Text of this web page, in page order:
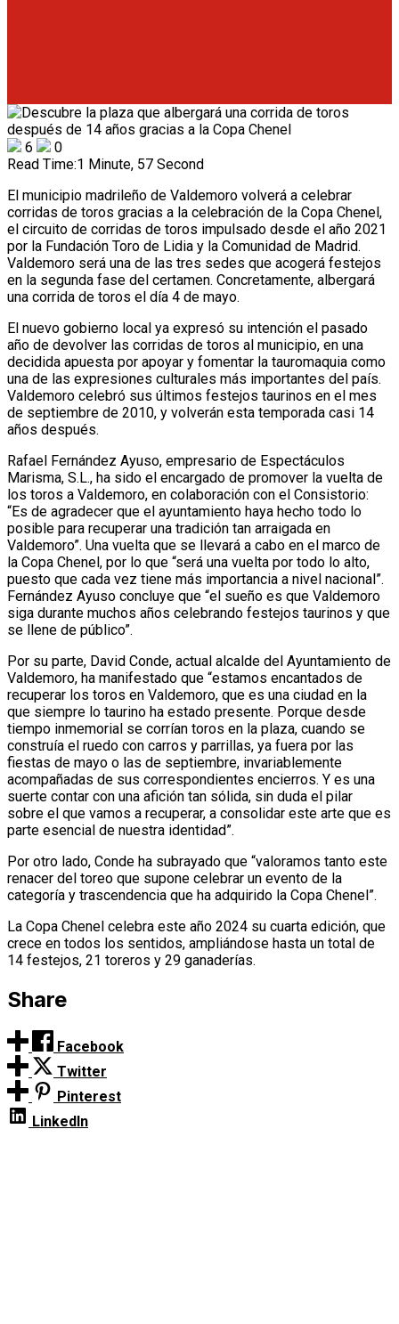
6
0
Read Time:1 Minute, 57 Second
El municipio madrileño de Valdemoro volverá a celebrar
corridas de toros gracias a la celebración de la Copa Chenel,
el circuito de corridas de toros impulsado desde el año 2021
por la Fundación Toro de Lidia y la Comunidad de Madrid.
Valdemoro será una de las tres sedes que acogerá festejos
en la segunda fase del certamen. Concretamente, albergará
una corrida de toros el día 4 de mayo.
El nuevo gobierno local ya expresó su intención el pasado
año de devolver las corridas de toros al municipio, en una
decidida apuesta por apoyar y fomentar la tauromaquia como
una de las expresiones culturales más importantes del país.
Valdemoro celebró sus últimos festejos taurinos en el mes
de septiembre de 2010, y volverán esta temporada casi 14
años después.
Rafael Fernández Ayuso, empresario de Espectáculos
Marisma, S.L., ha sido el encargado de promover la vuelta de
los toros a Valdemoro, en colaboración con el Consistorio:
“Es de agradecer que el ayuntamiento haya hecho todo lo
posible para recuperar una tradición tan arraigada en
Valdemoro”. Una vuelta que se llevará a cabo en el marco de
la Copa Chenel, por lo que “será una vuelta por todo lo alto,
puesto que cada vez tiene más importancia a nivel nacional”.
Fernández Ayuso concluye que “el sueño es que Valdemoro
siga durante muchos años celebrando festejos taurinos y que
se llene de público”.
Por su parte, David Conde, actual alcalde del Ayuntamiento de
Valdemoro, ha manifestado que “estamos encantados de
recuperar los toros en Valdemoro, que es una ciudad en la
que siempre lo taurino ha estado presente. Porque desde
tiempo inmemorial se corrían toros en la plaza, cuando se
construía el ruedo con carros y parrillas, ya fuera por las
fiestas de mayo o las de septiembre, invariablemente
acompañadas de sus correspondientes encierros. Y es una
suerte contar con una afición tan sólida, sin duda el pilar
sobre el que vamos a recuperar, a consolidar este arte que es
parte esencial de nuestra identidad”.
Por otro lado, Conde ha subrayado que “valoramos tanto este
renacer del toreo que supone celebrar un evento de la
categoría y trascendencia que ha adquirido la Copa Chenel”.
La Copa Chenel celebra este año 2024 su cuarta edición, que
crece en todos los sentidos, ampliándose hasta un total de
14 festejos, 21 toreros y 29 ganaderías.
Share
Facebook
Twitter
Pinterest
LinkedIn